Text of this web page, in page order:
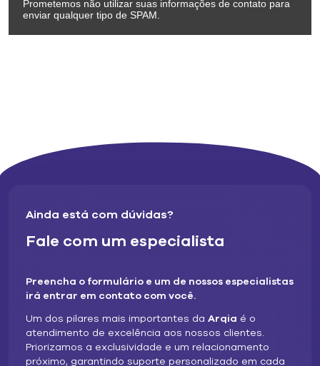
Prometemos não utilizar suas informações de contato para
enviar qualquer tipo de SPAM.
Ainda está com dúvidas?
Fale com um especialista
Preencha o formulário e um de nossos especialistas
irá entrar em contato com você.
Um dos pilares mais importantes da Arqia é o
atendimento de excelência aos nossos clientes.
Priorizamos a exclusividade e um relacionamento
próximo, garantindo suporte personalizado em cada